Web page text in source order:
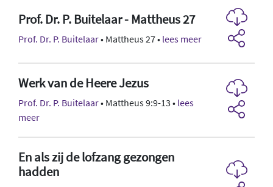
Prof. Dr. P. Buitelaar - Mattheus 27
Prof. Dr. P. Buitelaar• Mattheus 27 • lees meer
Werk van de Heere Jezus
Prof. Dr. P. Buitelaar• Mattheus 9:9-13 • lees
meer
En als zij de lofzang gezongen
hadden